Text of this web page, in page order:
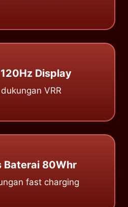
Display
VRR
Baterai 80Whr
fast charging